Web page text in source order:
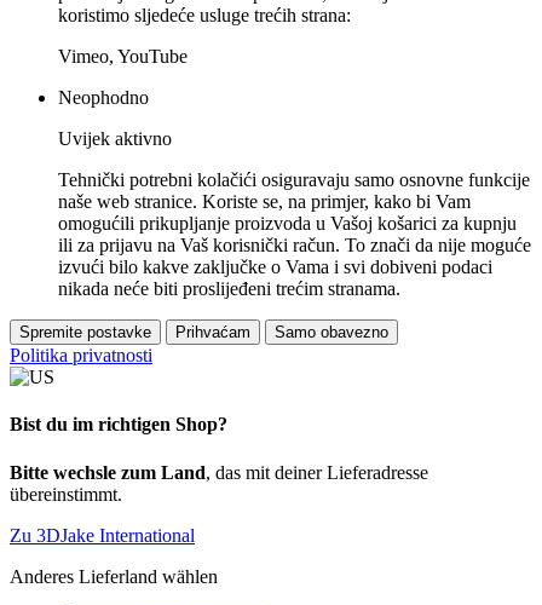
koristimo sljedeće usluge trećih strana:
Vimeo, YouTube
Neophodno
Uvijek aktivno
Tehnički potrebni kolačići osiguravaju samo osnovne funkcije
naše web stranice. Koriste se, na primjer, kako bi Vam
omogućili prikupljanje proizvoda u Vašoj košarici za kupnju
ili za prijavu na Vaš korisnički račun. To znači da nije moguće
izvući bilo kakve zaključke o Vama i svi dobiveni podaci
nikada neće biti proslijeđeni trećim stranama.
Spremite postavke Prihvaćam Samo obavezno
Politika privatnosti
Bist du im richtigen Shop?
Bitte wechsle zum Land, das mit deiner Lieferadresse
übereinstimmt.
Zu 3DJake International
Anderes Lieferland wählen